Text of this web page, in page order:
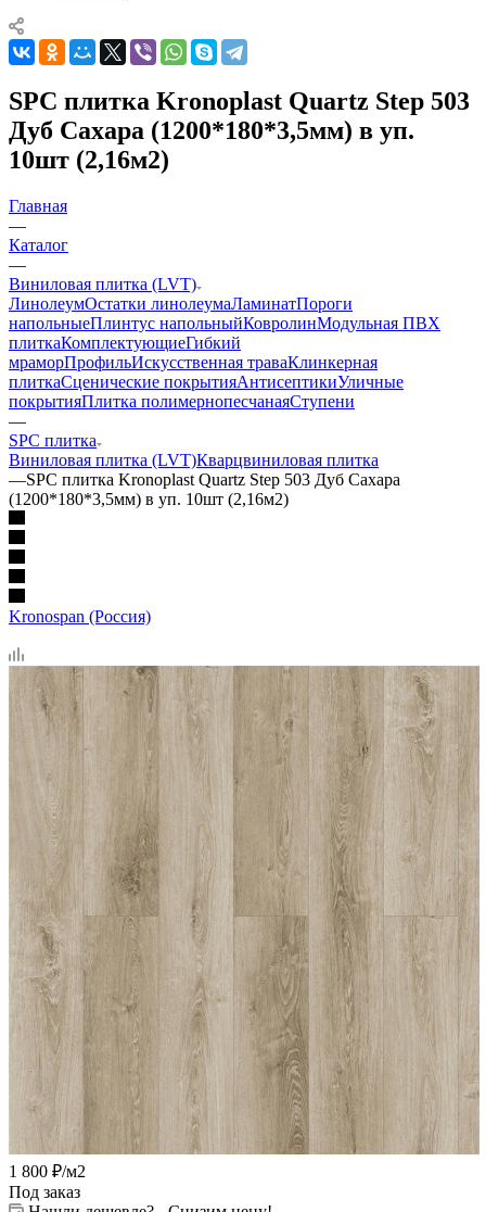
SPC плитка Kronoplast Quartz Step 503
Дуб Сахара (1200*180*3,5мм) в уп.
10шт (2,16м2)
Главная
—
Каталог
—
Виниловая плитка (LVT)
ЛинолеумОстатки линолеумаЛаминатПороги
напольныеПлинтус напольныйКовролинМодульная ПВХ
плиткаКомплектующиеГибкий
мраморПрофильИскусственная траваКлинкерная
плиткаСценические покрытияАнтисептикиУличные
покрытияПлитка полимернопесчанаяСтупени
—
SPC плитка
Виниловая плитка (LVT)Кварцвиниловая плитка
—SPC плитка Kronoplast Quartz Step 503 Дуб Сахара
(1200*180*3,5мм) в уп. 10шт (2,16м2)
Kronospan (Россия)
1 800 ₽/м2
Под заказ